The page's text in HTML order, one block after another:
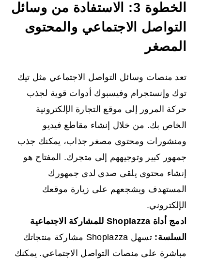
الخطوة 3: الاستفادة من وسائل
التواصل الاجتماعي والمحتوى
المصغر
تعد منصات وسائل التواصل الاجتماعي مثل تيك
توك وإنستجرام وفيسبوك أدوات قوية لجذب
حركة المرور إلى موقع التجارة الإلكترونية
الخاص بك. من خلال إنشاء مقاطع فيديو
ومنشورات ومحتوى مصغر جذاب، يمكنك جذب
جمهور كبير وتوجيههم إلى متجرك. المفتاح هو
إنشاء محتوى يلقى صدى لدى جمهورك
المستهدف ويشجعهم على زيارة موقعك
الإلكتروني.
ادمج أداة Shoplazza للمشاركة الاجتماعية
السلسة:
تسهل Shoplazza مشاركة منتجاتك
مباشرة على منصات التواصل الاجتماعي. يمكنك